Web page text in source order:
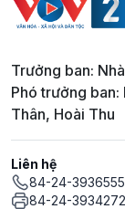
Trưởng ban:
Phó trưởng ban:
Thân, Hoài Thu
Liên hệ
84-24-
84-24-